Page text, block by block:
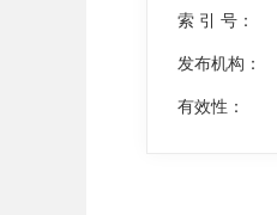
索 引 号：
发布机构：
有效性：